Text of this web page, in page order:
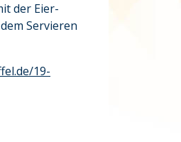
der Eier-
Servieren
19-